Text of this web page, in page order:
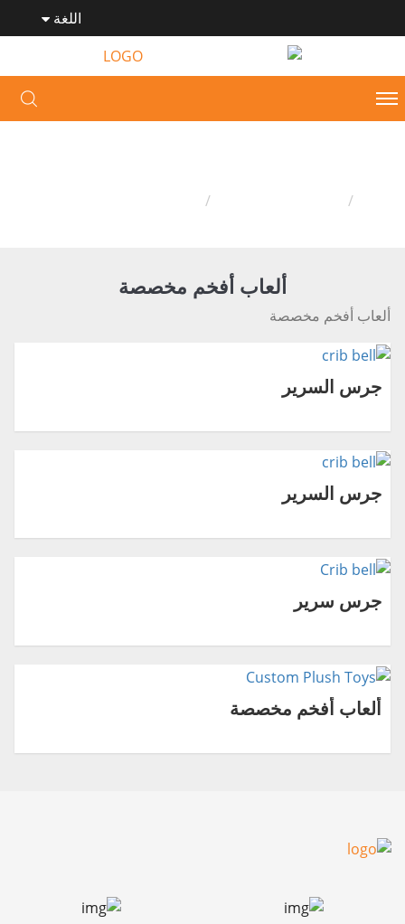
اللغة
ألعاب أفخم مخصصة
ألعاب أفخم مخصصة
جرس السرير
جرس السرير
جرس سرير
ألعاب أفخم مخصصة